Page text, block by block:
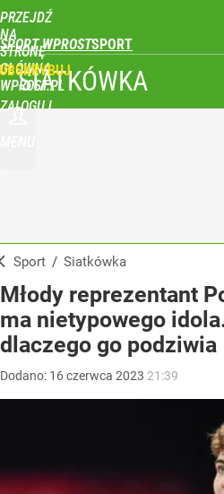
PRZEJDŹ
NA
STRONĘ
GŁÓWNĄ
WPROST.PL
SPORT WPROST
ZALOGUJ
SIATKÓWKA
Sport / Siatkówka
Młody reprezentant
ma nietypowego
dlaczego go podziwia
Dodano: 16czerwca 2023 21:39